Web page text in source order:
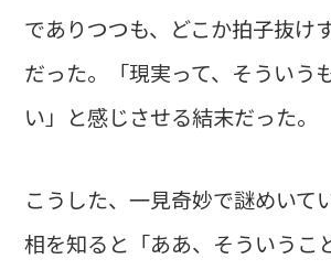
でありつつも、どこか拍子抜け
だった。「現実って、そういう
い」と感じさせる結末だった。
こうした、一見奇妙で謎めいて
相を知ると「ああ、そういうこ